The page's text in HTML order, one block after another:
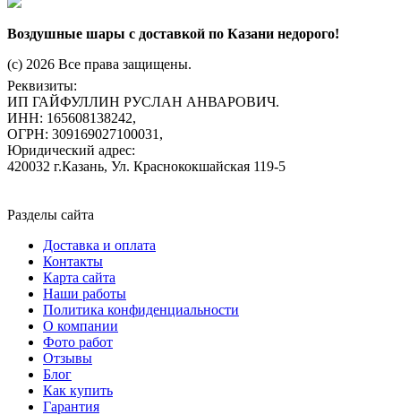
Воздушные шары с доставкой по Казани недорого!
(c) 2026 Все права защищены.
Реквизиты:
ИП ГАЙФУЛЛИН РУСЛАН АНВАРОВИЧ.
ИНН: 165608138242,
ОГРН: 309169027100031,
Юридический адрес:
420032 г.Казань, Ул. Краснококшайская 119-5
Разделы сайта
Доставка и оплата
Контакты
Карта сайта
Наши работы
Политика конфиденциальности
О компании
Фото работ
Отзывы
Блог
Как купить
Гарантия